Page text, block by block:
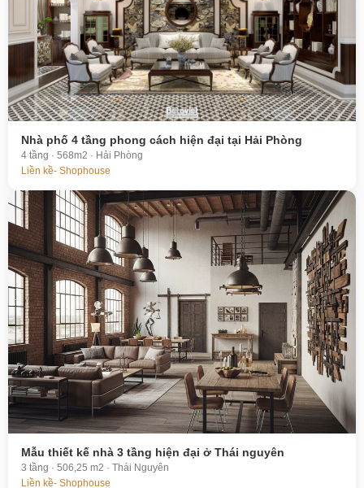
Nhà phố 4 tầng phong cách hiện đại tại Hải Phòng
4 tầng · 568m2 · Hải Phòng
Liền kề- Shophouse
Mẫu thiết kế nhà 3 tầng hiện đại ở Thái nguyên
3 tầng · 506,25 m2 · Thái Nguyên
Liền kề- Shophouse